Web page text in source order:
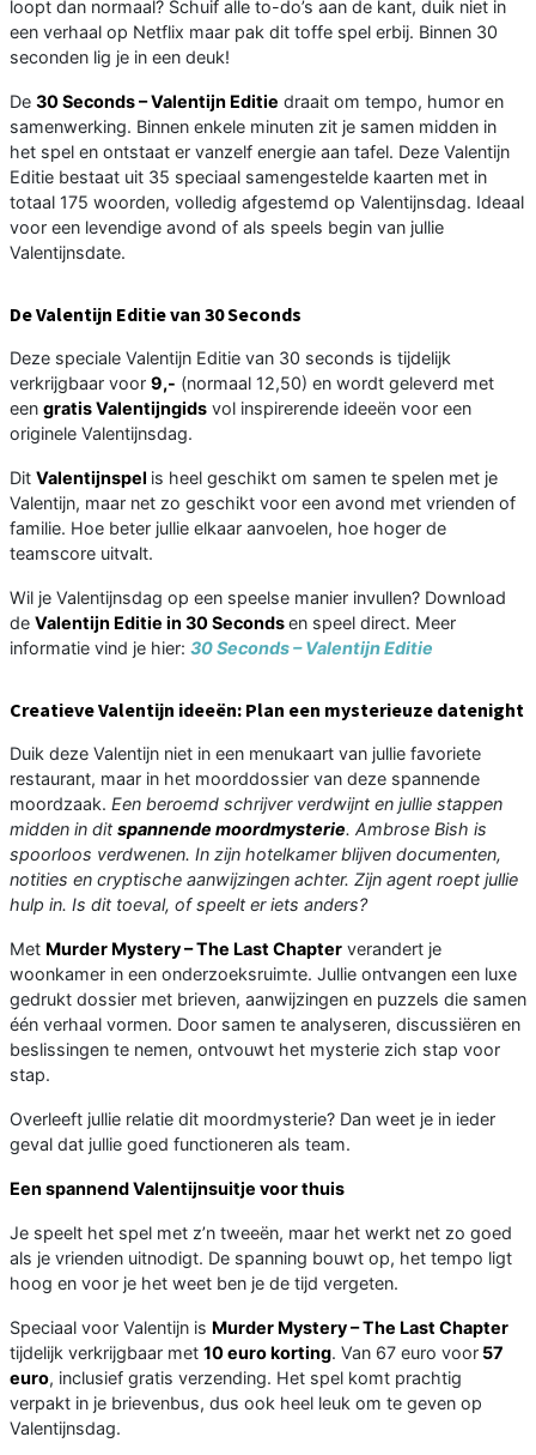
loopt dan normaal? Schuif alle to-do’s aan de kant, duik niet in
een verhaal op Netflix maar pak dit toffe spel erbij. Binnen 30
seconden lig je in een deuk!
De 30 Seconds – Valentijn Editie draait om tempo, humor en
samenwerking. Binnen enkele minuten zit je samen midden in
het spel en ontstaat er vanzelf energie aan tafel. Deze Valentijn
Editie bestaat uit 35 speciaal samengestelde kaarten met in
totaal 175 woorden, volledig afgestemd op Valentijnsdag. Ideaal
voor een levendige avond of als speels begin van jullie
Valentijnsdate.
De Valentijn Editie van 30 Seconds
Deze speciale Valentijn Editie van 30 seconds is tijdelijk
verkrijgbaar voor 9,- (normaal 12,50) en wordt geleverd met
een gratis Valentijngids vol inspirerende ideeën voor een
originele Valentijnsdag.
Dit Valentijnspel is heel geschikt om samen te spelen met je
Valentijn, maar net zo geschikt voor een avond met vrienden of
familie. Hoe beter jullie elkaar aanvoelen, hoe hoger de
teamscore uitvalt.
Wil je Valentijnsdag op een speelse manier invullen? Download
de Valentijn Editie in 30 Secondsen speel direct. Meer
informatie vind je hier: 30 Seconds – Valentijn Editie
Creatieve Valentijn ideeën: Plan een mysterieuze datenight
Duik deze Valentijn niet in een menukaart van jullie favoriete
restaurant, maar in het moorddossier van deze spannende
moordzaak. Een beroemd schrijver verdwijnt en jullie stappen
midden in dit spannende moordmysterie. Ambrose Bish is
spoorloos verdwenen. In zijn hotelkamer blijven documenten,
notities en cryptische aanwijzingen achter. Zijn agent roept jullie
hulp in. Is dit toeval, of speelt er iets anders?
Met Murder Mystery – The Last Chapter verandert je
woonkamer in een onderzoeksruimte. Jullie ontvangen een luxe
gedrukt dossier met brieven, aanwijzingen en puzzels die samen
één verhaal vormen. Door samen te analyseren, discussiëren en
beslissingen te nemen, ontvouwt het mysterie zich stap voor
stap.
Overleeft jullie relatie dit moordmysterie? Dan weet je in ieder
geval dat jullie goed functioneren als team.
Een spannend Valentijnsuitje voor thuis
Je speelt het spel met z’n tweeën, maar het werkt net zo goed
als je vrienden uitnodigt. De spanning bouwt op, het tempo ligt
hoog en voor je het weet ben je de tijd vergeten.
Speciaal voor Valentijn is Murder Mystery – The Last Chapter
tijdelijk verkrijgbaar met 10 euro korting. Van 67 euro voor 57
euro, inclusief gratis verzending. Het spel komt prachtig
verpakt in je brievenbus, dus ook heel leuk om te geven op
Valentijnsdag.